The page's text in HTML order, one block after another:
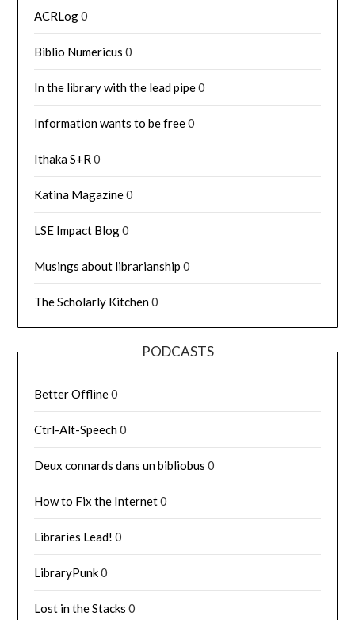
ACRLog0
Biblio Numericus 0
In the library with the lead pipe0
Information wants to be free0
Ithaka S+R 0
Katina Magazine0
LSE Impact Blog0
Musings about librarianship 0
The Scholarly Kitchen0
PODCASTS
Better Offline0
Ctrl-Alt-Speech0
Deux connards dans un bibliobus 0
How to Fix the Internet0
Libraries Lead! 0
LibraryPunk0
Lost in the Stacks 0